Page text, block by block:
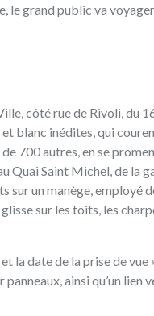
le grand public va
côté rue de Rivoli, du
blanc inédites, qui
700 autres, en se
Quai Saint Michel, de la
sur un manège, employé
sur les toits, les
la date de la prise de
ainsi qu’un lien